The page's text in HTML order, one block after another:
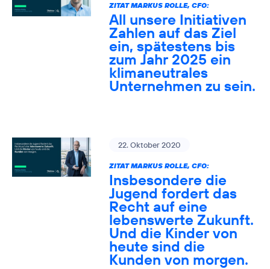
ZITAT MARKUS ROLLE, CFO:
All unsere Initiativen
Zahlen auf das Ziel
ein, spätestens bis
zum Jahr 2025 ein
klimaneutrales
Unternehmen zu sein.
22. Oktober 2020
ZITAT MARKUS ROLLE, CFO:
Insbesondere die
Jugend fordert das
Recht auf eine
lebenswerte Zukunft.
Und die Kinder von
heute sind die
Kunden von morgen.